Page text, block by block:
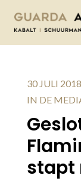
30 JULI 2018
IN DE
stapt